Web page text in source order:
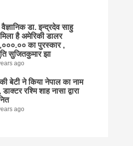
डा. इन्द्रदेव साहु
है अमेरिकी डालर
का पुरस्कार ,
सुजितकुमार झा
ago
बेटी ने किया नेपाल का नाम
रश्मि शाह नासा द्वारा
ago